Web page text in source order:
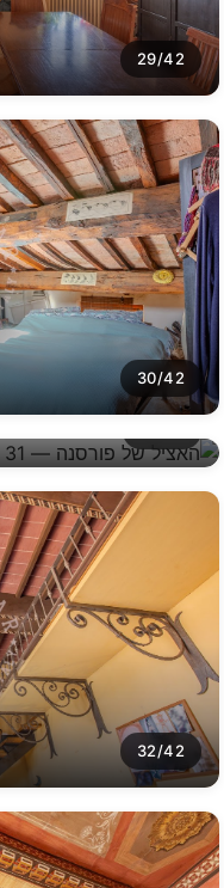
29/42
30/42
32/42